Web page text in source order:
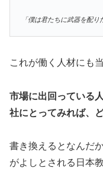
「僕は君たちに武器を配
これが働く人材にも
市場に出回っている
社にとってみれば、
書き換えるとなんだ
がよしとされる日本